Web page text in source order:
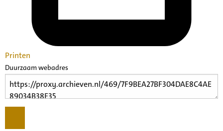
Printen
Duurzaam webadres